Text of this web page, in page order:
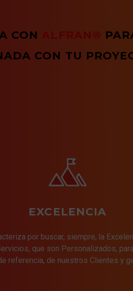
CON ALFRAN®
CON TU
EXCELENCIA
por buscar, siempre, la
que son Personalizados,
referencia, de nuestros Clientes y